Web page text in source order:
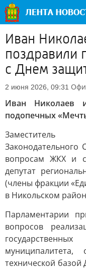
Иван
поздравили
с Днем
2 июня 2026, 09:31
Иван Николаев
подопечных
Заместитель
Законодательного
вопросам ЖКХ и
депутат
(члены фракции
в Никольском
Парламентарии
вопросов
муниципалитета,
технической